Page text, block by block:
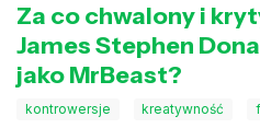
Za co chwalony i
James Stephen
jako MrBeast?
kontrowersje kreatywność